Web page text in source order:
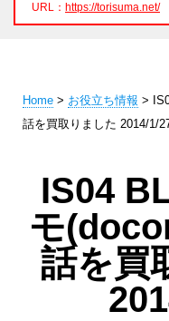
URL： https://torisuma.net/
Home > お役立ち情報 >
話を買取りました 2014/1/
IS04
モ
話を買